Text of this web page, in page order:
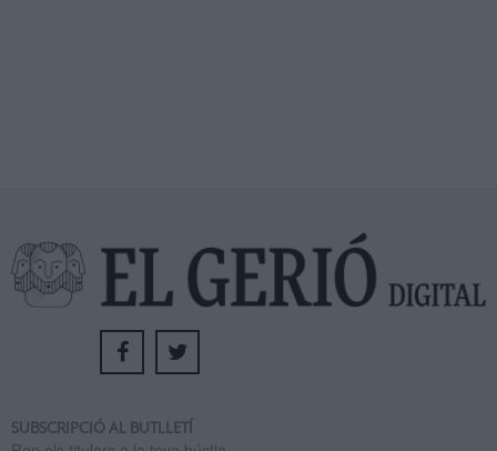
SUBSCRIPCIÓ AL BUTLLETÍ